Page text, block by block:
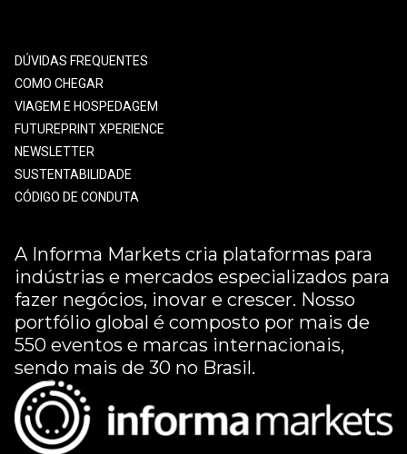
DÚVIDAS FREQUENTES
COMO CHEGAR
VIAGEM E HOSPEDAGEM
FUTUREPRINT XPERIENCE
NEWSLETTER
SUSTENTABILIDADE
CÓDIGO DE CONDUTA
A Informa Markets cria plataformas para
indústrias e mercados especializados para
fazer negócios, inovar e crescer. Nosso
portfólio global é composto por mais de
550 eventos e marcas internacionais,
sendo mais de 30 no Brasil.